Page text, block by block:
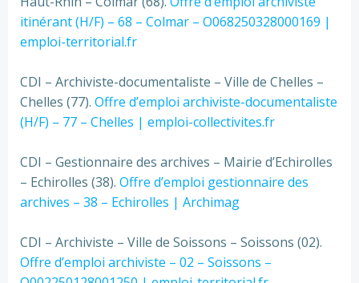
itinérant (H/F) – 68 – Colmar – O068250328000169 |
emploi-territorial.fr
CDI – Archiviste-documentaliste – Ville de Chelles –
Chelles (77). Offre d’emploi archiviste-documentaliste
(H/F) – 77 – Chelles | emploi-collectivites.fr
CDI – Gestionnaire des archives – Mairie d’Echirolles
– Echirolles (38). Offre d’emploi gestionnaire des
archives – 38 – Echirolles | Archimag
CDI – Archiviste – Ville de Soissons – Soissons (02).
Offre d’emploi archiviste – 02 – Soissons –